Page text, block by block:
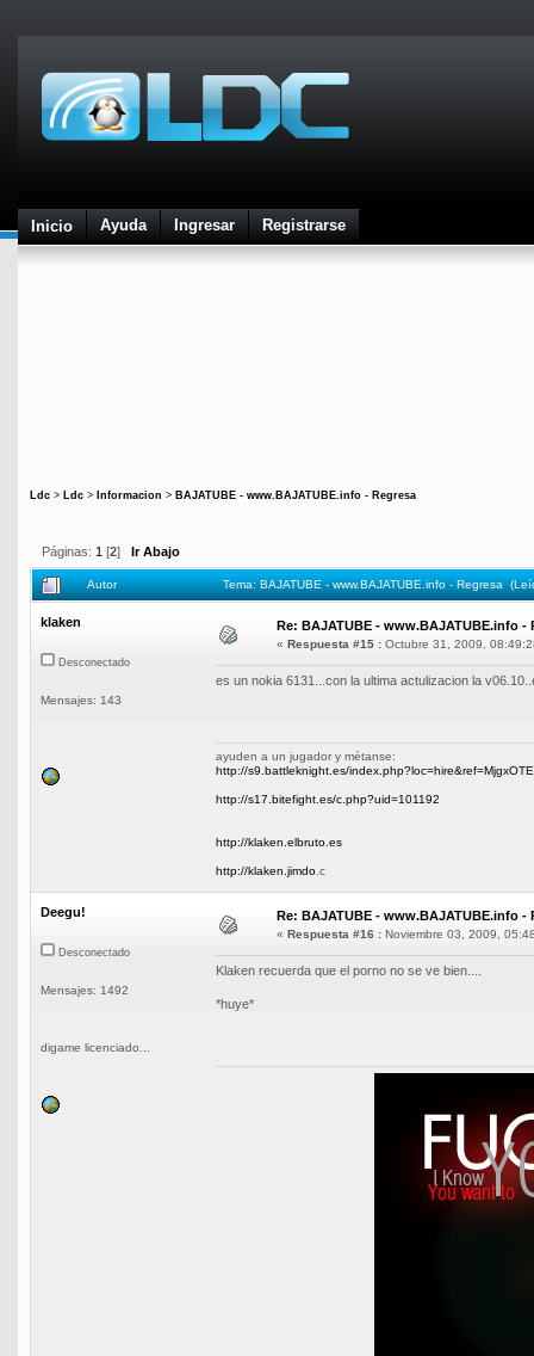
Inicio Ayuda Ingresar Registrarse
Ldc > Ldc > Informacion > BAJATUBE - www.BAJATUBE.info - Regresa
Páginas: 1 [2] Ir Abajo
Autor Tema: BAJATUBE - www.BAJATUBE.info - Regresa
klaken
Desconectado
Mensajes: 143
Re: BAJATUBE - www.BAJATUBE.info -
« Respuesta #15 : Octubre 31, 2009,
es un nokia 6131...con la ultima actulizacion la
ayuden a un jugador y métanse:
http://s9.battleknight.es/
http://s17.bitefight.es/c.php?uid=101192
http://klaken.elbruto.es
http://klaken.jimdo.c
Deegu!
Desconectado
Mensajes: 1492
digame licenciado...
Re: BAJATUBE - www.BAJATUBE.info -
« Respuesta #16 : Noviembre 03, 2009,
Klaken recuerda que el porno no se ve bien....
*huye*